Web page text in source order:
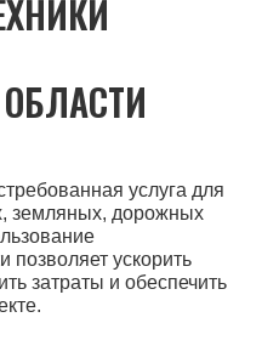
услуга для
земляных, дорожных
позволяет ускорить
затраты и обеспечить